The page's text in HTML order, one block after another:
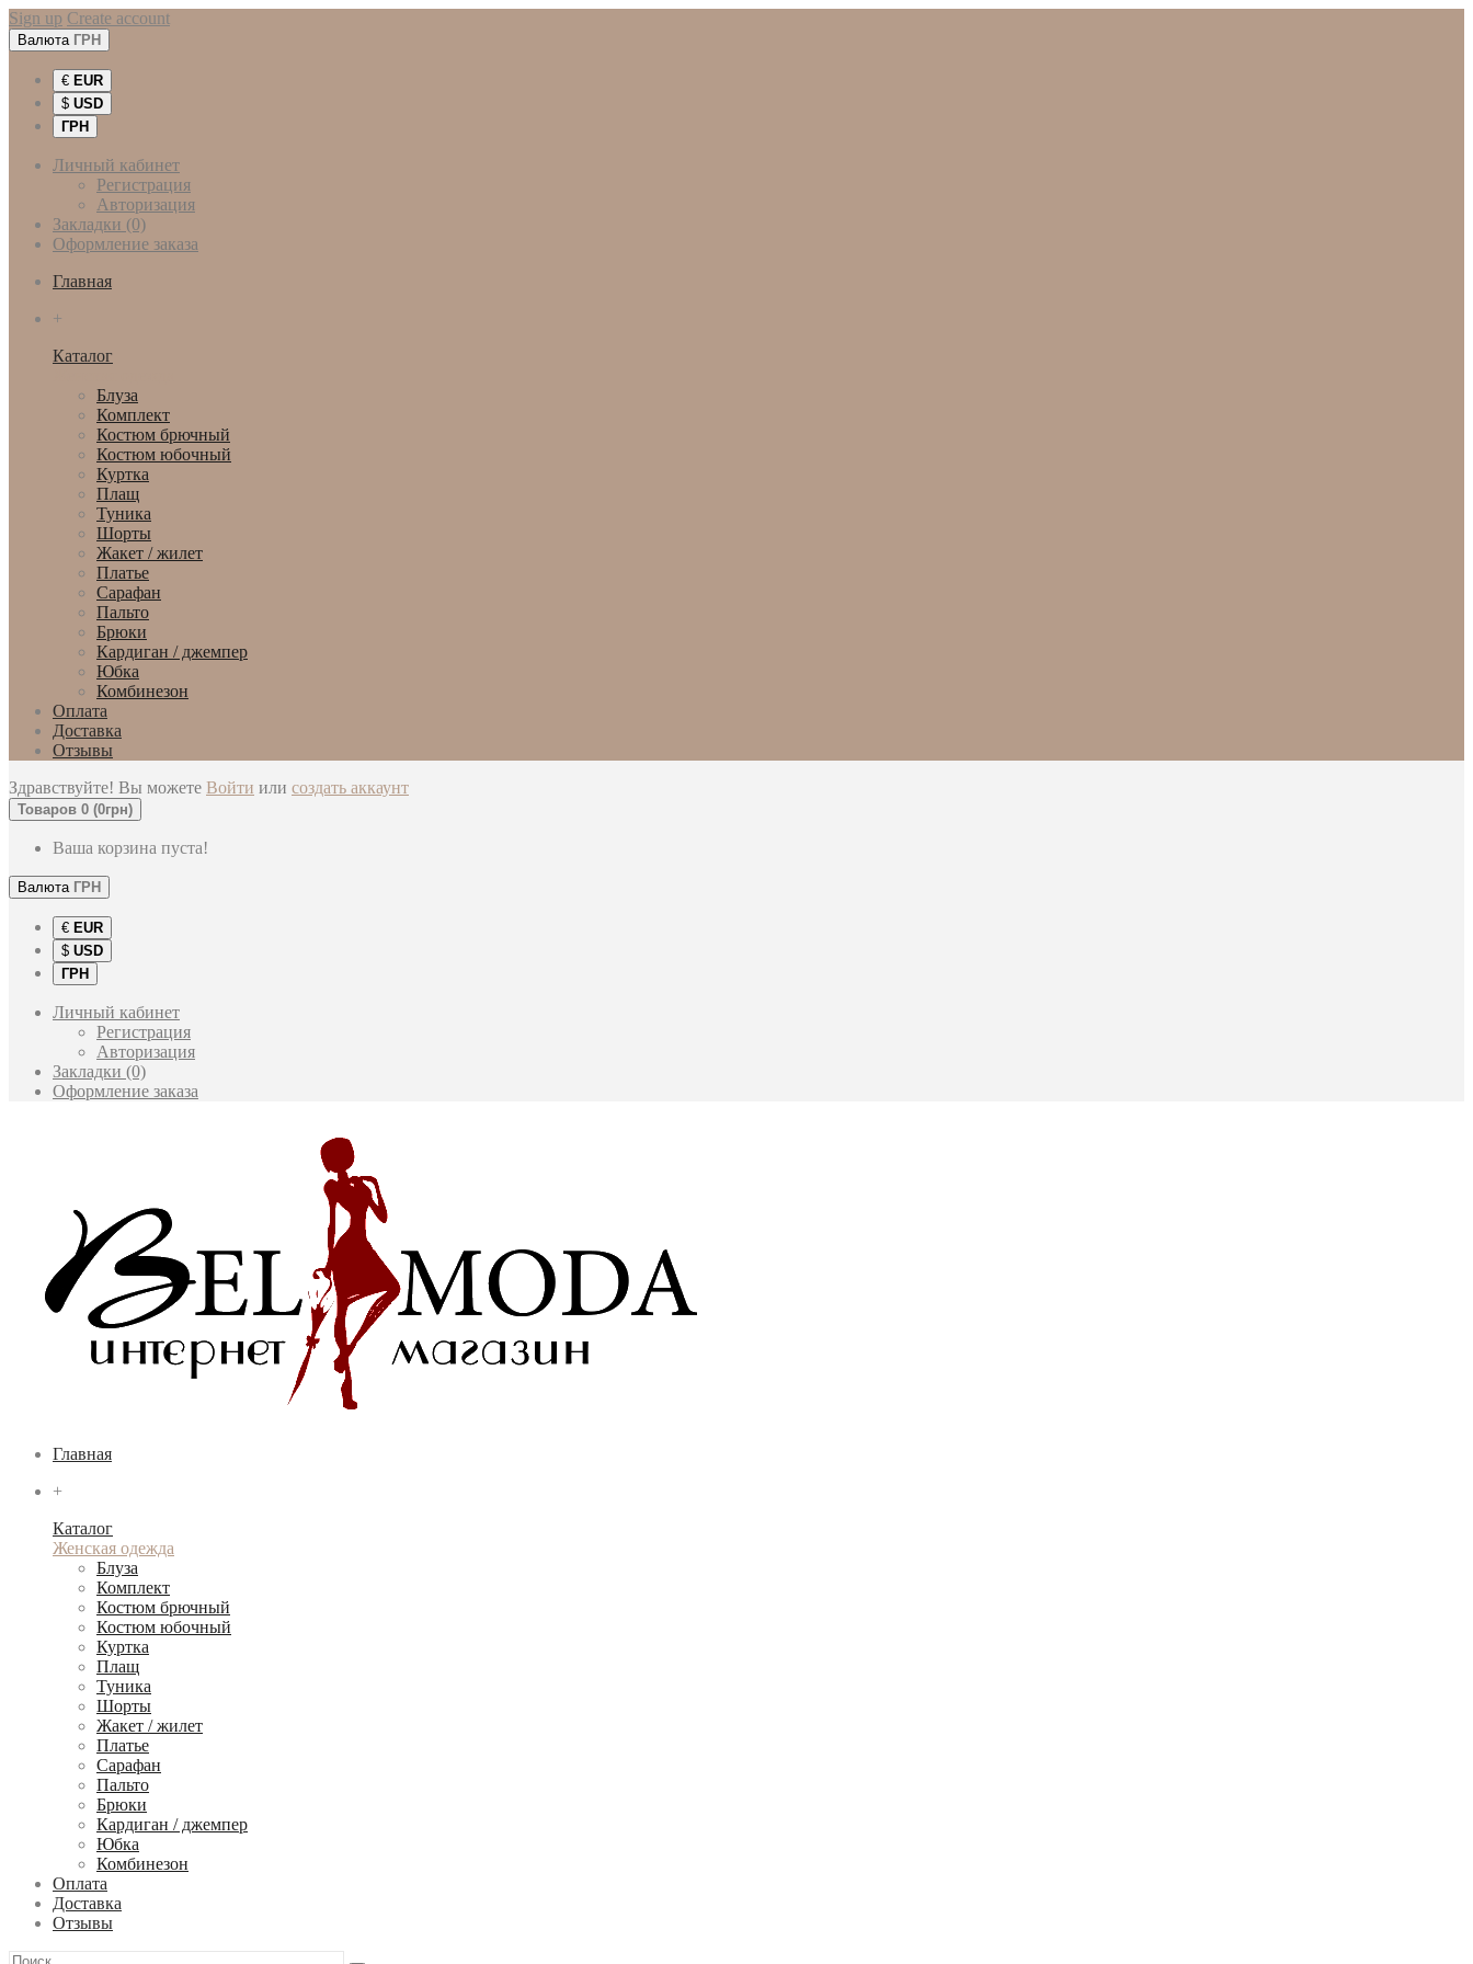
Sign up Create account
Валюта ГРН
€ EUR
$ USD
ГРН
Личный кабинет
Регистрация
Авторизация
Закладки (0)
Оформление заказа
Главная
+
Каталог
Блуза
Комплект
Костюм брючный
Костюм юбочный
Куртка
Плащ
Туника
Шорты
Жакет / жилет
Платье
Сарафан
Пальто
Брюки
Кардиган / джемпер
Юбка
Комбинезон
Оплата
Доставка
Отзывы
Здравствуйте! Вы можете Войти или создать аккаунт
Товаров 0 (0грн)
Ваша корзина пуста!
Валюта ГРН
€ EUR
$ USD
ГРН
Личный кабинет
Регистрация
Авторизация
Закладки (0)
Оформление заказа
Главная
+
Каталог
Женская одежда
Блуза
Комплект
Костюм брючный
Костюм юбочный
Куртка
Плащ
Туника
Шорты
Жакет / жилет
Платье
Сарафан
Пальто
Брюки
Кардиган / джемпер
Юбка
Комбинезон
Оплата
Доставка
Отзывы